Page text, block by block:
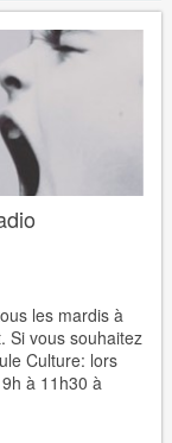
les mardis à
Si vous souhaitez
Culture: lors
à 11h30 à